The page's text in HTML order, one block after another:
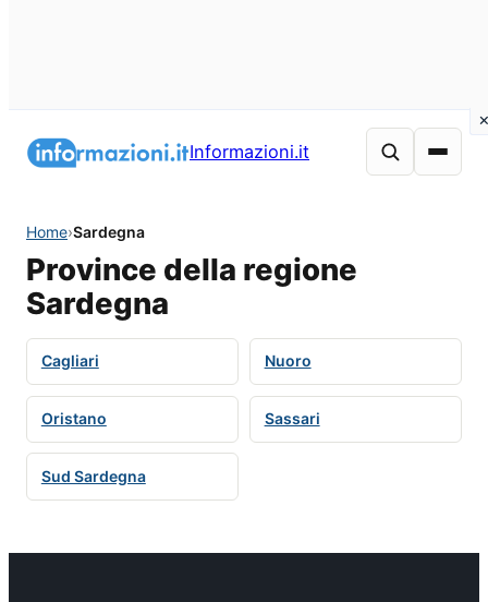
Informazioni.it
Home›Sardegna
Province della regione
Sardegna
Cagliari Nuoro
Oristano Sassari
Sud Sardegna